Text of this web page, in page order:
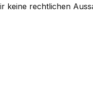
keine rechtlichen